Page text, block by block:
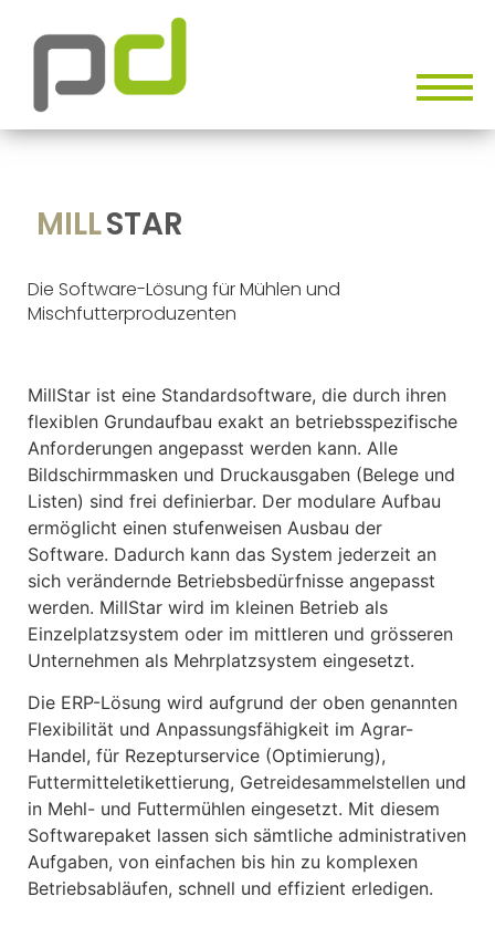
MILLSTAR
Die Software-Lösung für Mühlen und
Mischfutterproduzenten
MillStar ist eine Standardsoftware, die durch ihren
flexiblen Grundaufbau exakt an betriebsspezifische
Anforderungen angepasst werden kann. Alle
Bildschirmmasken und Druckausgaben (Belege und
Listen) sind frei definierbar. Der modulare Aufbau
ermöglicht einen stufenweisen Ausbau der
Software. Dadurch kann das System jederzeit an
sich verändernde Betriebsbedürfnisse angepasst
werden. MillStar wird im kleinen Betrieb als
Einzelplatzsystem oder im mittleren und grösseren
Unternehmen als Mehrplatzsystem eingesetzt.
Die ERP-Lösung wird aufgrund der oben genannten
Flexibilität und Anpassungsfähigkeit im Agrar-
Handel, für Rezepturservice (Optimierung),
Futtermitteletikettierung, Getreidesammelstellen und
in Mehl- und Futtermühlen eingesetzt. Mit diesem
Softwarepaket lassen sich sämtliche administrativen
Aufgaben, von einfachen bis hin zu komplexen
Betriebsabläufen, schnell und effizient erledigen.